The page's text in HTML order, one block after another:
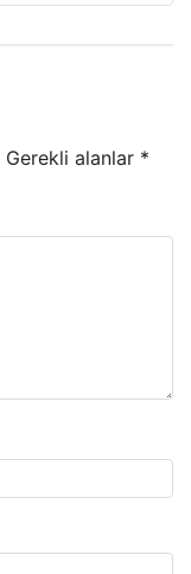
Gerekli alanlar *